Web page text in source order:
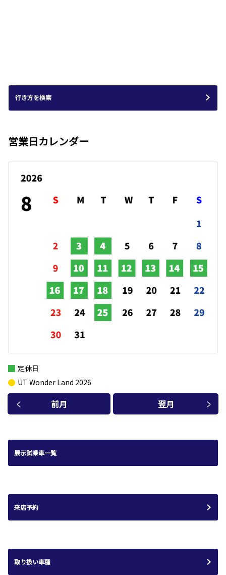
行き方を検索
営業日カレンダー
前月 翌月
定休日
UT Wonder Land 2026
展示試乗車一覧
来店予約
取り扱い車種